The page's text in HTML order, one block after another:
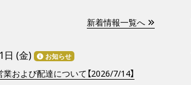
新着情報一覧へ
日 (金) お知らせ
および配達について【2026/7/14】